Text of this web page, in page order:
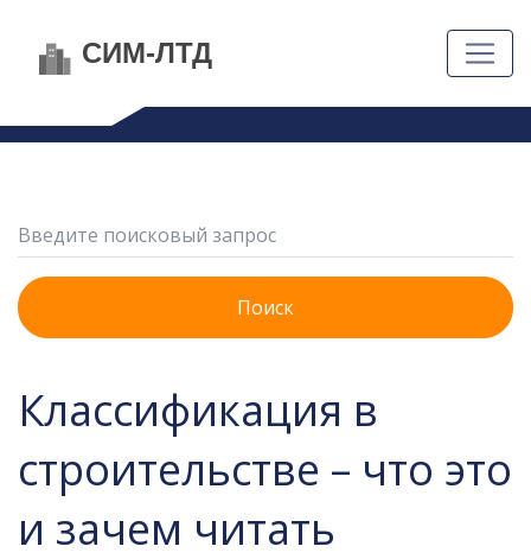
Поиск
Классификация в
строительстве – что это
и зачем читать